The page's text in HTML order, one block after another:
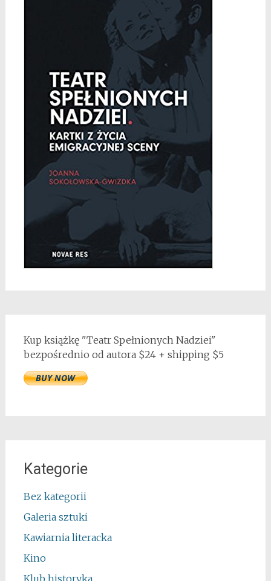
Kup książkę "Teatr Spełnionych Nadziei"
bezpośrednio od autora $24 + shipping $5
Kategorie
Bez kategorii
Galeria sztuki
Kawiarnia literacka
Kino